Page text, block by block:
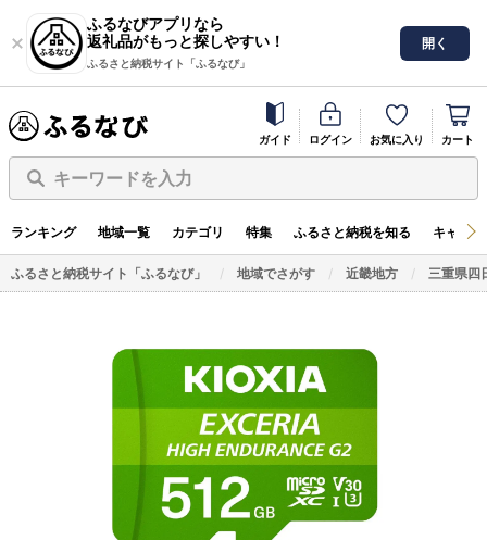
ふるなびアプリなら
返礼品がもっと探しやすい！
ふるさと納税サイト「ふるなび」
開く
ガイド ログイン お気に入り カート
キーワードを入力
ランキング 地域一覧 カテゴリ 特集 ふるさと納税を知る キャン
ふるさと納税サイト「ふるなび」 地域でさがす 近畿地方 三重県四